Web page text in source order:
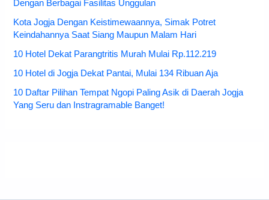
Dengan Berbagai Fasilitas Unggulan
Kota Jogja Dengan Keistimewaannya, Simak Potret
Keindahannya Saat Siang Maupun Malam Hari
10 Hotel Dekat Parangtritis Murah Mulai Rp.112.219
10 Hotel di Jogja Dekat Pantai, Mulai 134 Ribuan Aja
10 Daftar Pilihan Tempat Ngopi Paling Asik di Daerah Jogja
Yang Seru dan Instragramable Banget!